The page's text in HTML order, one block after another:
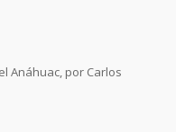
Anáhuac, por Carlos